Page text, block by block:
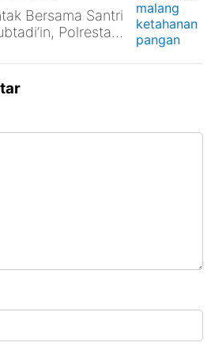
Bersama Santri
Polresta